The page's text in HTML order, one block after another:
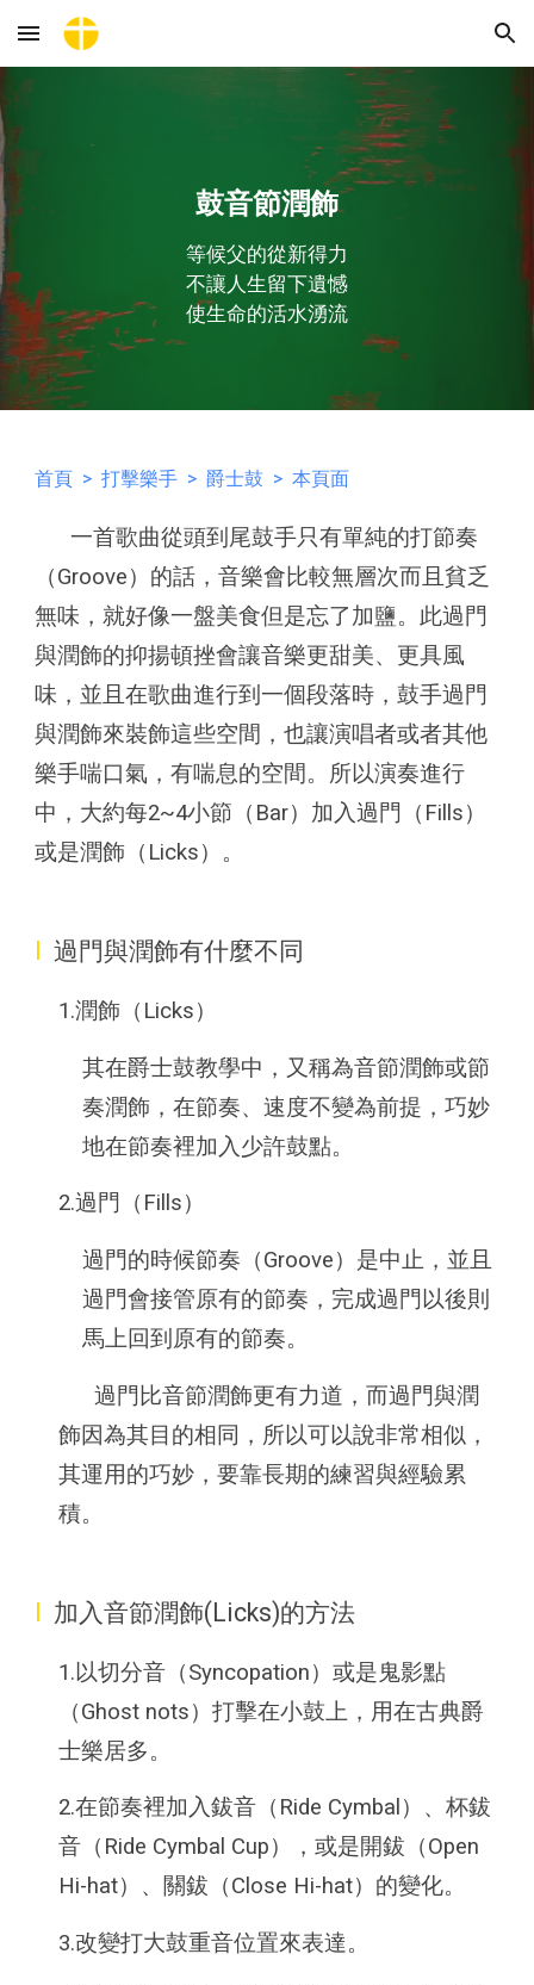
Skip to main content Skip to navigation
鼓音節潤飾
等候父的從新得力
不讓人生留下遺憾
使生命的活水湧流
首頁 >打擊樂手 >爵士鼓 > 本頁面
一首歌曲從頭到尾鼓手只有單純的打節奏
（Groove）的話，音樂會比較無層次而且貧乏
無味，就好像一盤美食但是忘了加鹽。此過門
與潤飾的抑揚頓挫會讓音樂更甜美、更具風
味，並且在歌曲進行到一個段落時，鼓手過門
與潤飾來裝飾這些空間，也讓演唱者或者其他
樂手喘口氣，有喘息的空間。所以演奏進行
中，大約每2~4小節（Bar）加入過門（Fills）
或是潤飾（Licks）。
I過門與潤飾有什麼不同
1.潤飾（Licks）
其在爵士鼓教學中，又稱為音節潤飾或節
奏潤飾，在節奏、速度不變為前提，巧妙
地在節奏裡加入少許鼓點。
2.過門（Fills）
過門的時候節奏（Groove）是中止，並且
過門會接管原有的節奏，完成過門以後則
馬上回到原有的節奏。
過門比音節潤飾更有力道，而過門與潤
飾因為其目的相同，所以可以說非常相似，
其運用的巧妙，要靠長期的練習與經驗累
積。
I 加入音節潤飾(Licks)的方法
1.以切分音（Syncopation）或是鬼影點
（Ghost nots）打擊在小鼓上，用在古典爵
士樂居多。
2.在節奏裡加入鈸音（Ride Cymbal）、杯鈸
音（Ride Cymbal Cup），或是開鈸（Open
Hi-hat）、關鈸（Close Hi-hat）的變化。
3.改變打大鼓重音位置來表達。